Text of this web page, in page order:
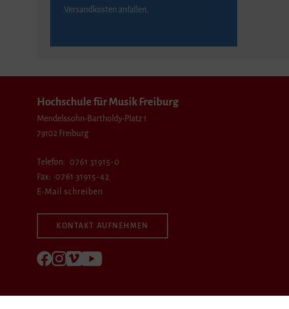
Versandkosten anfallen.
Hochschule für Musik Freiburg
Mendelssohn-Bartholdy-Platz 1
79102 Freiburg
Telefon
0761 31915-0
Fax
0761 31915-42
E-Mail schreiben
KONTAKT AUFNEHMEN
Folgen Sie uns auf Facebook
Folgen Sie uns auf Instagram
Besuchen Sie uns bei Vimeo
Besuchen Sie uns bei youtube